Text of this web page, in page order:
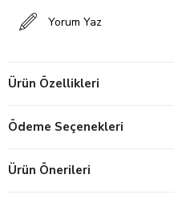
Yorum Yaz
Ürün Özellikleri
Ödeme Seçenekleri
Ürün Önerileri